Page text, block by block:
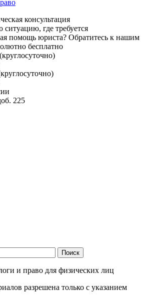
консультация
где требуется
помощь юриста? Обратитесь к нашим
бесплатно
225
и право для физических лиц
разрешена только с указанием